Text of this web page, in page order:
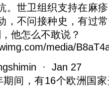
。世卫组织支持在麻
，不问接种史，有过
他怎么不敢说？
media/
· Jan 27
期间，有16个欧洲国